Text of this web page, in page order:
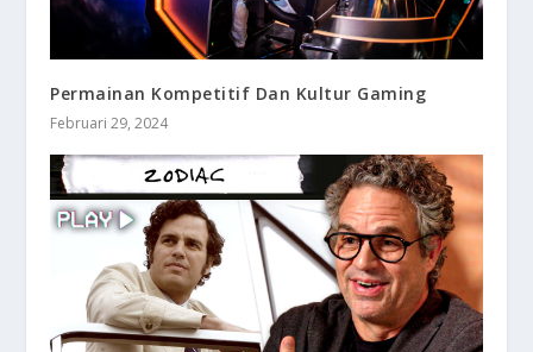
Permainan Kompetitif Dan Kultur Gaming
Februari 29, 2024